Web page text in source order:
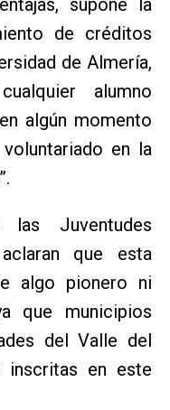
de créditos
de Almería,
alumno
algún momento
en la
Juventudes
que esta
algo pionero ni
que municipios
del Valle del
inscritas en este